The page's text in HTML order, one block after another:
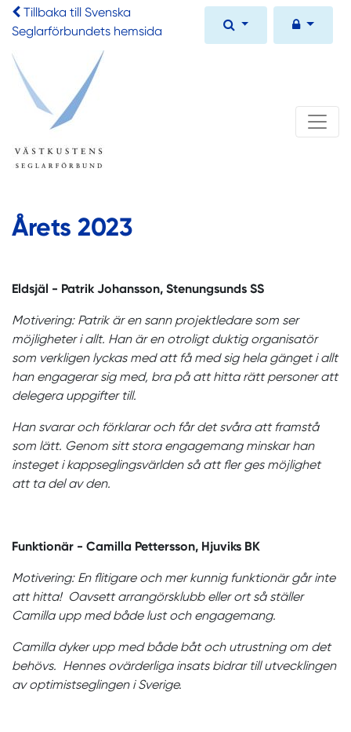
Tillbaka till Svenska
Seglarförbundets hemsida
Årets 2023
Eldsjäl - Patrik Johansson, Stenungsunds SS
Motivering: Patrik är en sann projektledare som ser
möjligheter i allt. Han är en otroligt duktig organisatör
som verkligen lyckas med att få med sig hela gänget i allt
han engagerar sig med, bra på att hitta rätt personer att
delegera uppgifter till.
Han svarar och förklarar och får det svåra att framstå
som lätt. Genom sitt stora engagemang minskar han
insteget i kappseglingsvärlden så att fler ges möjlighet
att ta del av den.
Funktionär - Camilla Pettersson, Hjuviks BK
Motivering: En flitigare och mer kunnig funktionär går inte
att hitta! Oavsett arrangörsklubb eller ort så ställer
Camilla upp med både lust och engagemang.
Camilla dyker upp med både båt och utrustning om det
behövs. Hennes ovärderliga insats bidrar till utvecklingen
av optimistseglingen i Sverige.